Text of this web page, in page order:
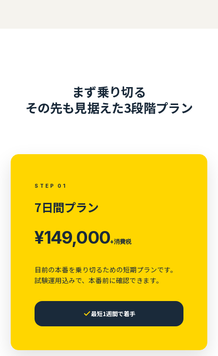
まず乗り切る
その先も見据えた3段階プラン
STEP 01
7日間プラン
¥149,000+消費税
目前の本番を乗り切るための短期プランです。
試験運用込みで、本番前に確認できます。
最短1週間で着手